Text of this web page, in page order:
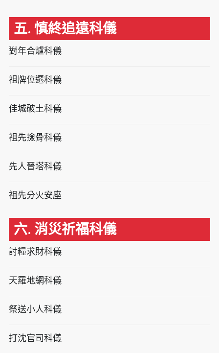
五. 慎終追遠科儀
對年合爐科儀
祖牌位遷科儀
佳城破土科儀
祖先撿骨科儀
先人晉塔科儀
祖先分火安座
六. 消災祈福科儀
討糧求財科儀
天羅地網科儀
祭送小人科儀
打沈官司科儀